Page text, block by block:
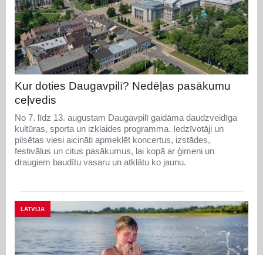
Kur doties Daugavpilī? Nedēļas pasākumu
ceļvedis
No 7. līdz 13. augustam Daugavpilī gaidāma daudzveidīga
kultūras, sporta un izklaides programma. Iedzīvotāji un
pilsētas viesi aicināti apmeklēt koncertus, izstādes,
festivālus un citus pasākumus, lai kopā ar ģimeni un
draugiem baudītu vasaru un atklātu ko jaunu.
LATVIJA